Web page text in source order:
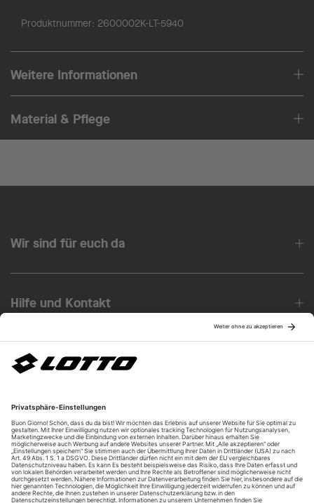
Produktnummer: 2600002K-LT-5940
Weitere Informationen
Material & Pflege
Wir sind für euch da
Hilfe und Kontakt
Über uns
Unsere Vorteile
Unsere Partner